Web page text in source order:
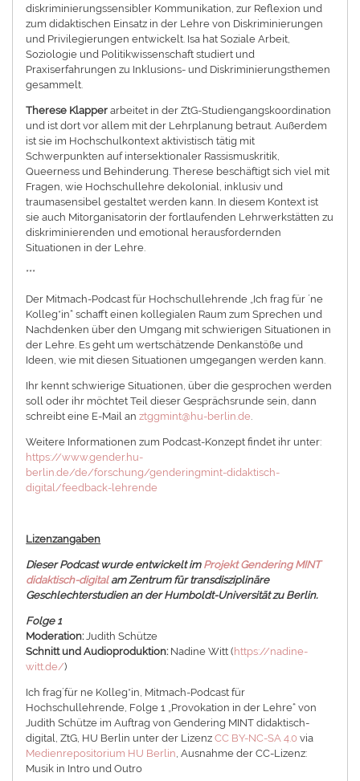
diskriminierungssensibler Kommunikation, zur Reflexion und
zum didaktischen Einsatz in der Lehre von Diskriminierungen
und Privilegierungen entwickelt. Isa hat Soziale Arbeit,
Soziologie und Politikwissenschaft studiert und
Praxiserfahrungen zu Inklusions- und Diskriminierungsthemen
gesammelt.
Therese Klapper arbeitet in der ZtG-Studiengangskoordination
und ist dort vor allem mit der Lehrplanung betraut. Außerdem
ist sie im Hochschulkontext aktivistisch tätig mit
Schwerpunkten auf intersektionaler Rassismuskritik,
Queerness und Behinderung. Therese beschäftigt sich viel mit
Fragen, wie Hochschullehre dekolonial, inklusiv und
traumasensibel gestaltet werden kann. In diesem Kontext ist
sie auch Mitorganisatorin der fortlaufenden Lehrwerkstätten zu
diskriminierenden und emotional herausfordernden
Situationen in der Lehre.
***
Der Mitmach-Podcast für Hochschullehrende „Ich frag für ´ne
Kolleg*in“ schafft einen kollegialen Raum zum Sprechen und
Nachdenken über den Umgang mit schwierigen Situationen in
der Lehre. Es geht um wertschätzende Denkanstöße und
Ideen, wie mit diesen Situationen umgegangen werden kann.
Ihr kennt schwierige Situationen, über die gesprochen werden
soll oder ihr möchtet Teil dieser Gesprächsrunde sein, dann
schreibt eine E-Mail anztggmint@hu-berlin.de
Weitere Informationen zum Podcast-Konzept findet ihr unter:
https://www.gender.hu-
berlin.de/de/forschung/genderingmint-didaktisch-
digital/feedback-lehrende
Lizenzangaben
Dieser Podcast wurde entwickelt im Projekt Gendering MINT
didaktisch-digitalam Zentrum für transdisziplinäre
Geschlechterstudien an der Humboldt-Universität zu Berlin.
Folge 1
Moderation: Judith Schütze
Schnitt und Audioproduktion: Nadine Witt (https://nadine-
witt.de/)
Ich frag´für ne Kolleg*in, Mitmach-Podcast für
Hochschullehrende, Folge 1 „Provokation in der Lehre“ von
Judith Schütze im Auftrag von Gendering MINT didaktisch-
digital, ZtG, HU Berlin unter der LizenzCC BY-NC-SA 4.0 via
Medienrepositorium HU Berlin , Ausnahme der CC-Lizenz:
Musik in Intro und Outro